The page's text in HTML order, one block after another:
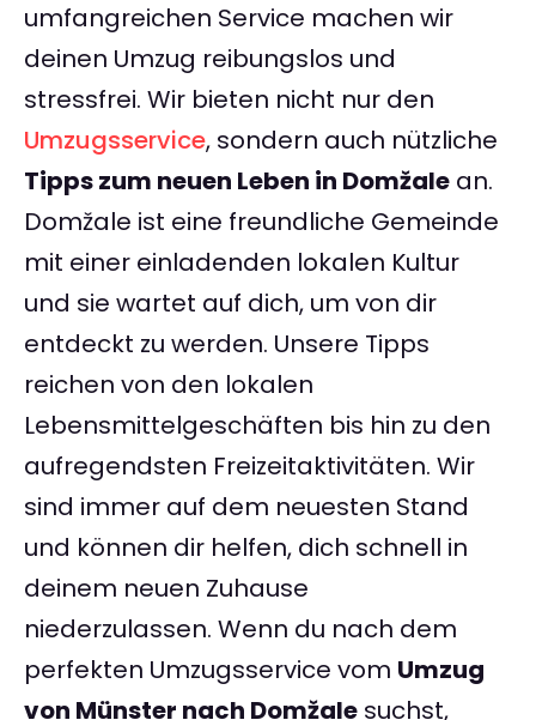
umfangreichen Service machen wir
deinen Umzug reibungslos und
stressfrei. Wir bieten nicht nur den
Umzugsservice, sondern auch nützliche
Tipps zum neuen Leben in Domžale an.
Domžale ist eine freundliche Gemeinde
mit einer einladenden lokalen Kultur
und sie wartet auf dich, um von dir
entdeckt zu werden. Unsere Tipps
reichen von den lokalen
Lebensmittelgeschäften bis hin zu den
aufregendsten Freizeitaktivitäten. Wir
sind immer auf dem neuesten Stand
und können dir helfen, dich schnell in
deinem neuen Zuhause
niederzulassen. Wenn du nach dem
perfekten Umzugsservice vom Umzug
von Münster nach Domžale suchst,